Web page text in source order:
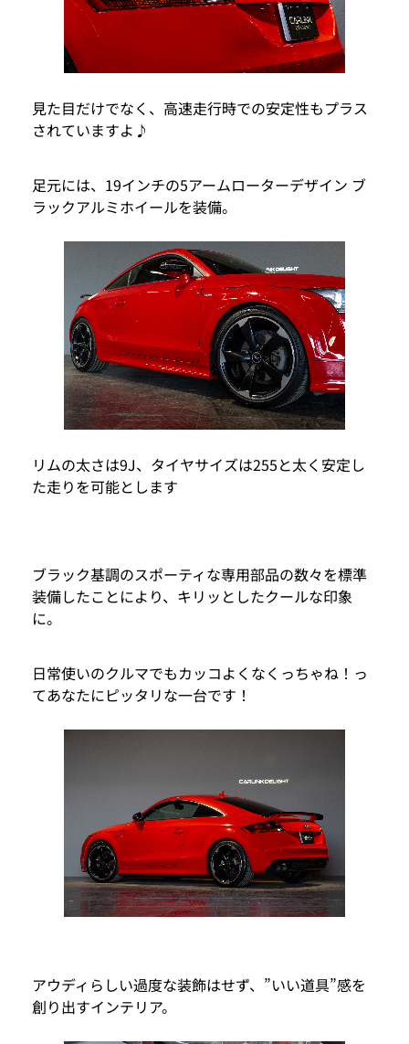
見た目だけでなく、高速走行時での安定性もプラス
されていますよ♪
足元には、19インチの5アームローターデザイン ブ
ラックアルミホイールを装備。
リムの太さは9J、タイヤサイズは255と太く安定し
た走りを可能とします
ブラック基調のスポーティな専用部品の数々を標準
装備したことにより、キリッとしたクールな印象
に。
日常使いのクルマでもカッコよくなくっちゃね！っ
てあなたにピッタリな一台です！
アウディらしい過度な装飾はせず、”いい道具”感を
創り出すインテリア。